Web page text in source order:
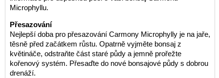
Microphyllu.
Přesazování
Nejlepší doba pro přesazování Carmony Microphylly je na jaře,
těsně před začátkem růstu. Opatrně vyjměte bonsaj z
květináče, odstraňte část staré půdy a jemně prořežte
kořenový systém. Přesaďte do nové bonsajové půdy s dobrou
drenáží.